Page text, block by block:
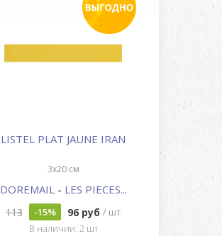
LISTEL PLAT JAUNE IRAN
3x20 см
DOREMAIL - LES PIECES...
113 -15% 96 руб / шт
В наличии: 2 шт